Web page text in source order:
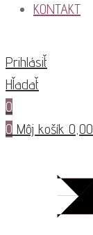
KONTAKT
Prihlásiť
Hľadať
0
0 Môj košík 0,00